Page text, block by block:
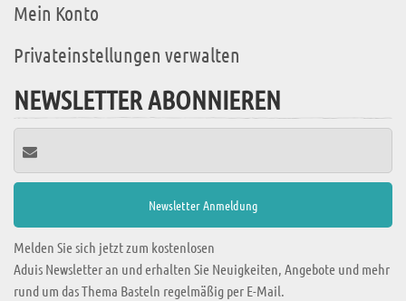
Mein Konto
Privateinstellungen verwalten
NEWSLETTER ABONNIEREN
Melden Sie sich jetzt zum kostenlosen
Aduis Newsletter an und erhalten Sie Neuigkeiten, Angebote und mehr
rund um das Thema Basteln regelmäßig per E-Mail.